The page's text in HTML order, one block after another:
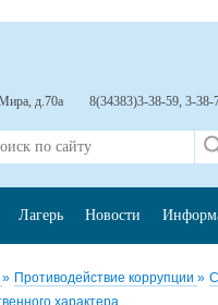
» Противодействие коррупции »
характера
д.70а 8(34383)3-38-59, 3-38-
Лагерь Новости